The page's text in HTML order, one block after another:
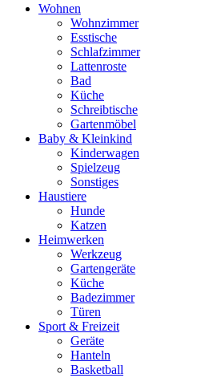
Wohnen
Wohnzimmer
Esstische
Schlafzimmer
Lattenroste
Bad
Küche
Schreibtische
Gartenmöbel
Baby & Kleinkind
Kinderwagen
Spielzeug
Sonstiges
Haustiere
Hunde
Katzen
Heimwerken
Werkzeug
Gartengeräte
Küche
Badezimmer
Türen
Sport & Freizeit
Geräte
Hanteln
Basketball